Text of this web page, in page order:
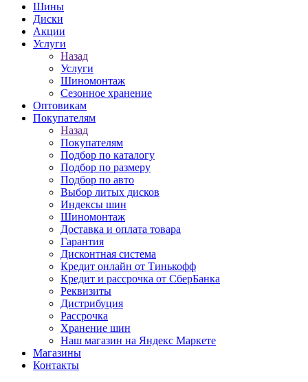
Шины
Диски
Акции
Услуги
Назад
Услуги
Шиномонтаж
Сезонное хранение
Оптовикам
Покупателям
Назад
Покупателям
Подбор по каталогу
Подбор по размеру
Подбор по авто
Выбор литых дисков
Индексы шин
Шиномонтаж
Доставка и оплата товара
Гарантия
Дисконтная система
Кредит онлайн от Тинькофф
Кредит и рассрочка от СберБанка
Реквизиты
Дистрибуция
Рассрочка
Хранение шин
Наш магазин на Яндекс Маркете
Магазины
Контакты